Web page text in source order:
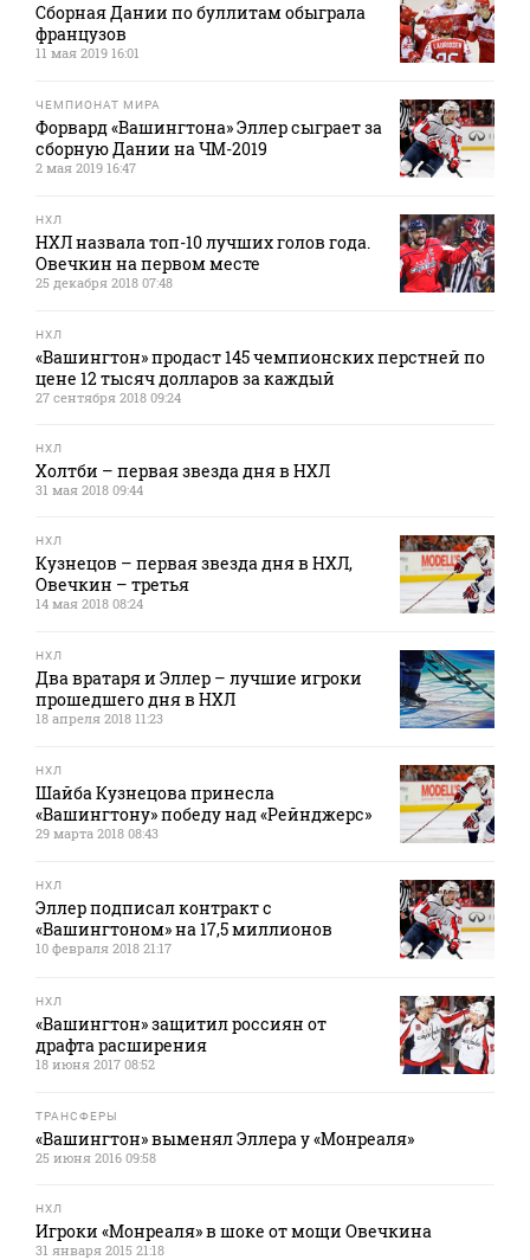
Сборная Дании по буллитам обыграла
французов
11 мая 2019 16:01
ЧЕМПИОНАТ МИРА
Форвард «Вашингтона» Эллер сыграет за
сборную Дании на ЧМ-2019
2 мая 2019 16:47
НХЛ
НХЛ назвала топ-10 лучших голов года.
Овечкин на первом месте
25 декабря 2018 07:48
НХЛ
«Вашингтон» продаст 145 чемпионских перстней по
цене 12 тысяч долларов за каждый
27 сентября 2018 09:24
НХЛ
Холтби – первая звезда дня в НХЛ
31 мая 2018 09:44
НХЛ
Кузнецов – первая звезда дня в НХЛ,
Овечкин – третья
14 мая 2018 08:24
НХЛ
Два вратаря и Эллер – лучшие игроки
прошедшего дня в НХЛ
18 апреля 2018 11:23
НХЛ
Шайба Кузнецова принесла
«Вашингтону» победу над «Рейнджерс»
29 марта 2018 08:43
НХЛ
Эллер подписал контракт с
«Вашингтоном» на 17,5 миллионов
10 февраля 2018 21:17
НХЛ
«Вашингтон» защитил россиян от
драфта расширения
18 июня 2017 08:52
ТРАНСФЕРЫ
«Вашингтон» выменял Эллера у «Монреаля»
25 июня 2016 09:58
НХЛ
Игроки «Монреаля» в шоке от мощи Овечкина
31 января 2015 21:18